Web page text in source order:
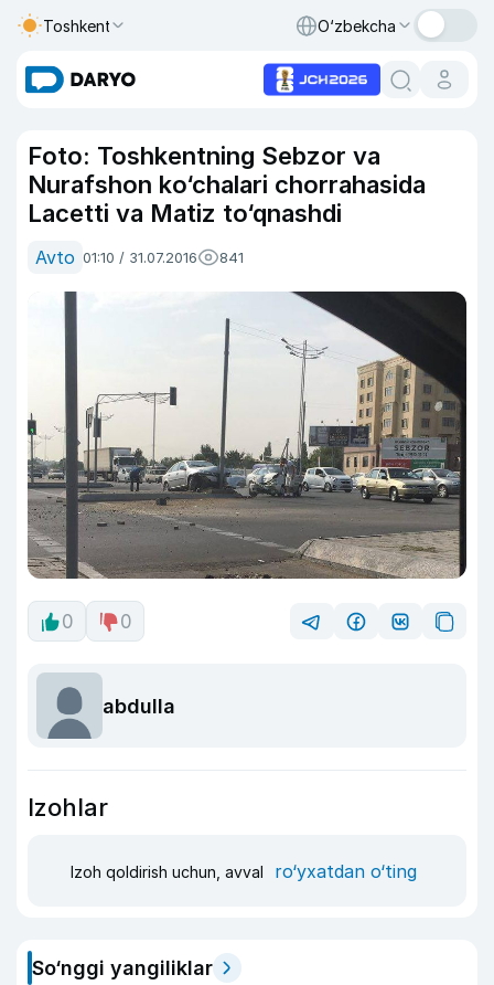
Toshkent O‘zbekcha
Foto: Toshkentning Sebzor va
Nurafshon ko‘chalari chorrahasida
Lacetti va Matiz to‘qnashdi
Avto 01:10 / 31.07.2016 841
0 0
abdulla
Izohlar
Izoh qoldirish uchun, avval ro‘yxatdan o‘ting
So‘nggi yangiliklar